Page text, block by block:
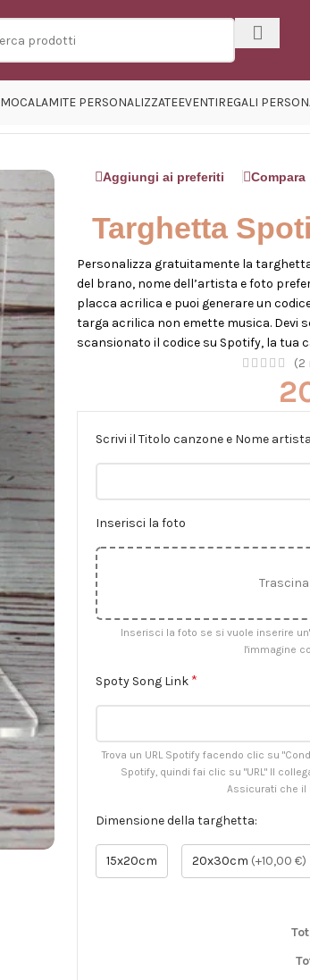
CALAMITE PERSONALIZZATEEVENTIREGALI
Aggiungi ai preferiti Compara
Targhetta
Personalizza gratuitamente la
del brano, nome dell’artista e foto
placca acrilica e puoi generare un
targa acrilica non emette musica. Devi
scansionato il codice su Spotify, la tua
(2
Scrivi il Titolo canzone e Nome
Inserisci la foto
Inserisci la foto se si vuole inserire
l'immagine
Spoty Song Link *
Trova un URL Spotify facendo clic su
Spotify, quindi fai clic su "URL" Il
Assicurati che il
Dimensione della targhetta:
15x20cm 20x30cm (+10,00 €)